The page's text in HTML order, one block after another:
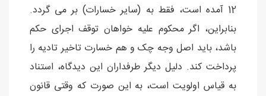
12 آمده است، فقط به (سایر خسارات) بر می گردد.
بنابراین، اگر محکوم علیه خواهان توقف اجرای حکم
باشد، باید اصل وجه چک و هم خسارت تاخیر تادیه را
پرداخت کند. دلیل دیگر طرفداران این دیدگاه، استناد
به قیاس اولویت است، به این صورت که وقتی قانون